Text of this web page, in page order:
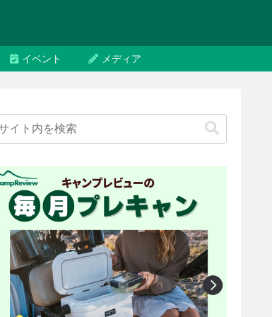
イベント メディア